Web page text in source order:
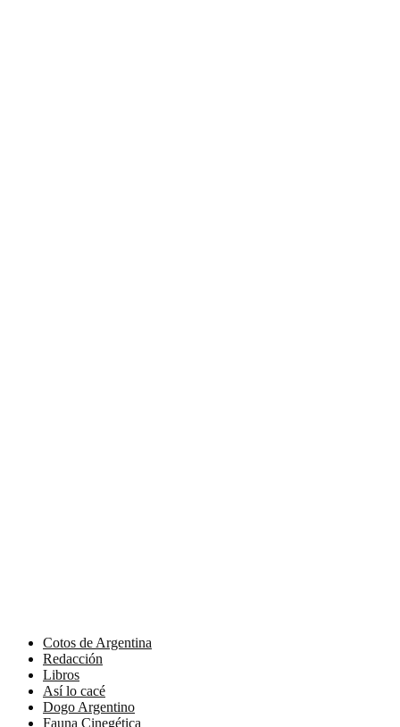
Cotos de Argentina
Redacción
Libros
Así lo cacé
Dogo Argentino
Fauna Cinegética